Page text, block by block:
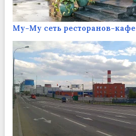
Му-Му сеть ресторанов-кафе